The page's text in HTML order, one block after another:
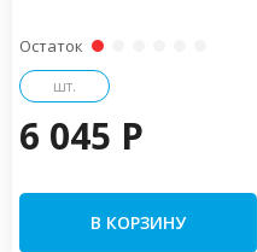
Остаток
шт.
6 045 P
В КОРЗИНУ